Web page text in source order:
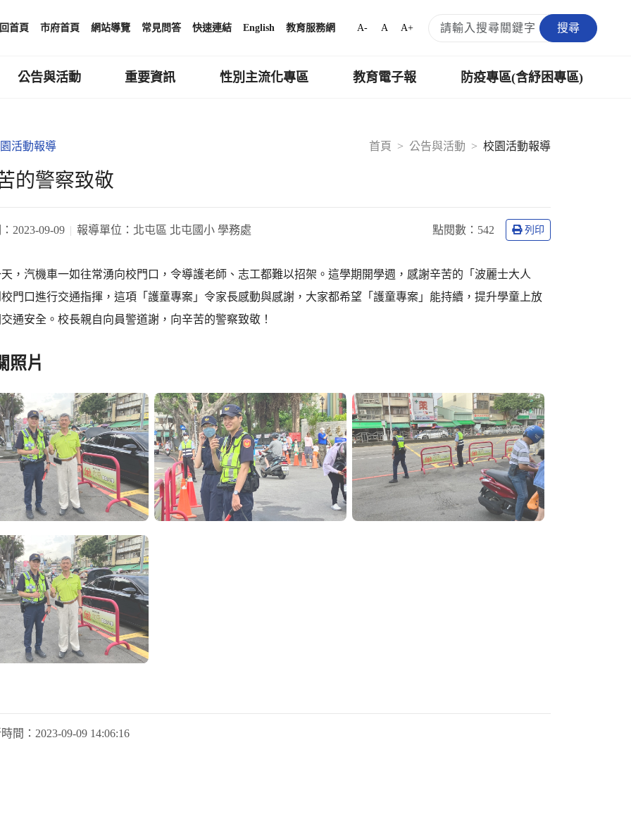
回首頁 市府首頁 網站導覽 常見問答 快速連結 English 教育服務網 A- A A+ 搜尋
公告與活動 重要資訊 性別主流化專區 教育電子報 防疫專區(含紓困專區)
首頁 公告與活動 校園活動報導
活動報導
的警察致敬
2023-09-09 報導單位： 北屯區 北屯國小 學務處 點閱數： 542 列印
，汽機車一如往常湧向校門口，令導護老師、志工都難以招架。這學期開學週，感謝辛苦的「波麗士大人
門口進行交通指揮，這項「護童專案」令家長感動與感謝，大家都希望「護童專案」能持續，提升學童上放
通安全。校長親自向員警道謝，向辛苦的警察致敬！
照片
間： 2023-09-09 14:06:16